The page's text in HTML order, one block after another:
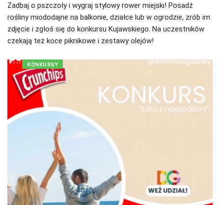
Zadbaj o pszczoły i wygraj stylowy rower miejski! Posadź
rośliny miododajne na balkonie, działce lub w ogrodzie, zrób im
zdjęcie i zgłoś się do konkursu Kujawskiego. Na uczestników
czekają też koce piknikowe i zestawy olejów!
KONKURSY